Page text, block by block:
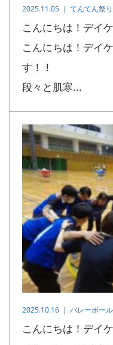
2025.11.05 ｜ てんてん祭
こんにちは！デイ
こんにちは！デイ
す！！
段々と肌寒...
2025.10.16 ｜ バレーボー
こんにちは！デイ